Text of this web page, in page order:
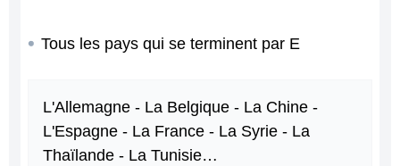
Tous les pays qui se terminent par E
L'Allemagne - La Belgique - La Chine -
L'Espagne - La France - La Syrie - La
Thaïlande - La Tunisie…